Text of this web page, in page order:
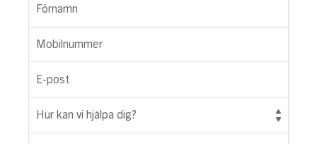
Förnamn
Mobilnummer
E-post
Hur kan vi hjälpa dig?